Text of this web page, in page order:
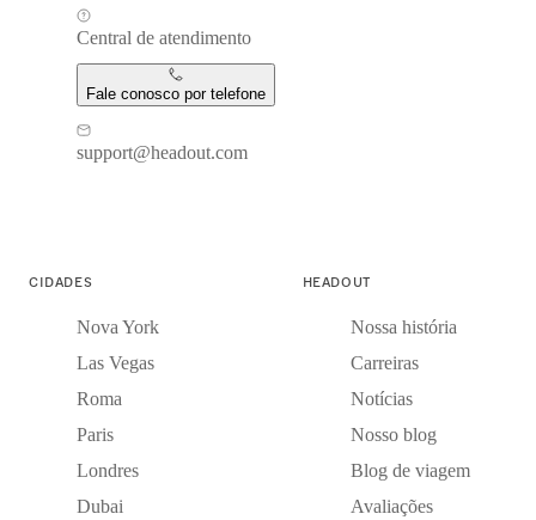
Central de atendimento
Fale conosco por telefone
support@headout.com
CIDADES
Nova York
Las Vegas
Roma
Paris
Londres
Dubai
HEADOUT
Nossa história
Carreiras
Notícias
Nosso blog
Blog de viagem
Avaliações